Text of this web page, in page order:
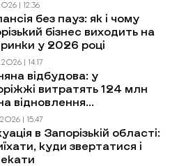
| 12:36
без пауз: як і чому
бізнес виходить на
ринки у 2026 році
| 14:17
відбудова: у
витратять 124 млн
відновлення
після
| 15:47
в Запорізькій області:
куди звертатися і